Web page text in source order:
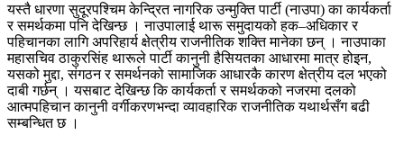
यस्तै धारणा सुदूरपश्चिम केन्द्रित नागरिक उन्मुक्ति पार्टी (नाउपा) का कार्यकर्ता
र समर्थकमा पनि देखिन्छ । नाउपालाई थारू समुदायको हक–अधिकार र
पहिचानका लागि अपरिहार्य क्षेत्रीय राजनीतिक शक्ति मानेका छन् । नाउपाका
महासचिव ठाकुरसिंह थारूले पार्टी कानुनी हैसियतका आधारमा मात्र होइन,
यसको मुद्दा, संगठन र समर्थनको सामाजिक आधारकै कारण क्षेत्रीय दल भएको
दाबी गर्छन् । यसबाट देखिन्छ कि कार्यकर्ता र समर्थकको नजरमा दलको
आत्मपहिचान कानुनी वर्गीकरणभन्दा व्यावहारिक राजनीतिक यथार्थसँग बढी
सम्बन्धित छ ।